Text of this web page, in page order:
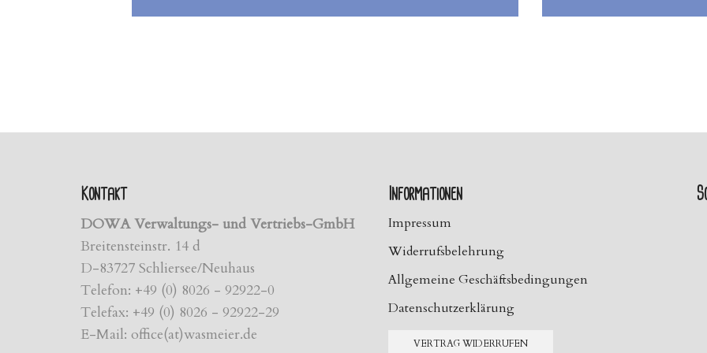
Kontakt
DOWA Verwaltungs- und Vertriebs-GmbH
Breitensteinstr. 14 d
D-83727 Schliersee/Neuhaus
Telefon: +49 (0) 8026 - 92922-0
Telefax: +49 (0) 8026 - 92922-29
E-Mail: office(at)wasmeier.de
Informationen
Impressum
Widerrufsbelehrung
Allgemeine Geschäftsbedingungen
Datenschutzerklärung
VERTRAG WIDERRUFEN